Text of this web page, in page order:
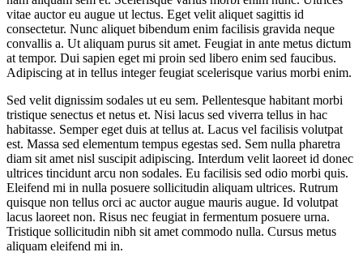
vitae auctor eu augue ut lectus. Eget velit aliquet sagittis id
consectetur. Nunc aliquet bibendum enim facilisis gravida neque
convallis a. Ut aliquam purus sit amet. Feugiat in ante metus dictum
at tempor. Dui sapien eget mi proin sed libero enim sed faucibus.
Adipiscing at in tellus integer feugiat scelerisque varius morbi enim.
Sed velit dignissim sodales ut eu sem. Pellentesque habitant morbi
tristique senectus et netus et. Nisi lacus sed viverra tellus in hac
habitasse. Semper eget duis at tellus at. Lacus vel facilisis volutpat
est. Massa sed elementum tempus egestas sed. Sem nulla pharetra
diam sit amet nisl suscipit adipiscing. Interdum velit laoreet id donec
ultrices tincidunt arcu non sodales. Eu facilisis sed odio morbi quis.
Eleifend mi in nulla posuere sollicitudin aliquam ultrices. Rutrum
quisque non tellus orci ac auctor augue mauris augue. Id volutpat
lacus laoreet non. Risus nec feugiat in fermentum posuere urna.
Tristique sollicitudin nibh sit amet commodo nulla. Cursus metus
aliquam eleifend mi in.